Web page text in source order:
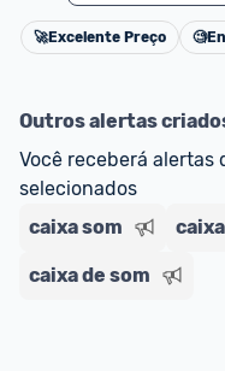
🚀Excelente Preço 🧐
Outros alertas
Você receberá alertas
selecionados
caixa som
caixa de som